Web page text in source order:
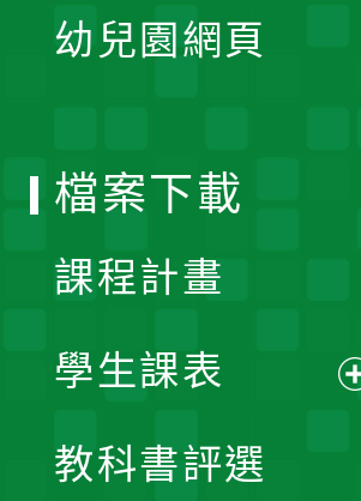
幼兒園網頁
檔案下載
課程計畫
學生課表
教科書評選